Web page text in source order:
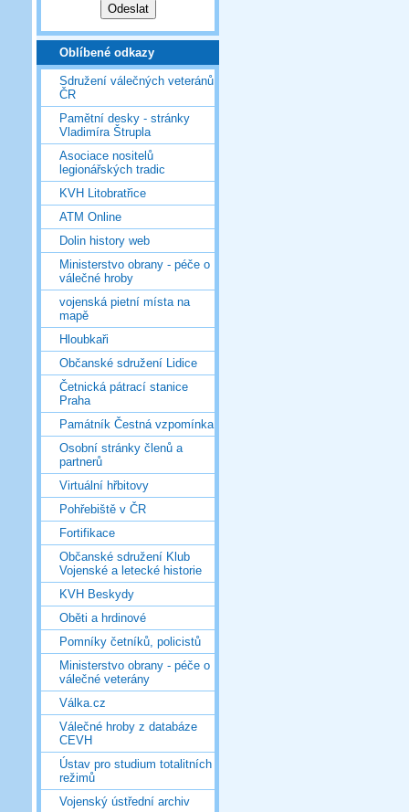
Oblíbené odkazy
Sdružení válečných veteránů
ČR
Pamětní desky - stránky
Vladimíra Štrupla
Asociace nositelů
legionářských tradic
KVH Litobratřice
ATM Online
Dolin history web
Ministerstvo obrany - péče o
válečné hroby
vojenská pietní místa na
mapě
Hloubkaři
Občanské sdružení Lidice
Četnická pátrací stanice
Praha
Památník Čestná vzpomínka
Osobní stránky členů a
partnerů
Virtuální hřbitovy
Pohřebiště v ČR
Fortifikace
Občanské sdružení Klub
Vojenské a letecké historie
KVH Beskydy
Oběti a hrdinové
Pomníky četníků, policistů
Ministerstvo obrany - péče o
válečné veterány
Válka.cz
Válečné hroby z databáze
CEVH
Ústav pro studium totalitních
režimů
Vojenský ústřední archiv